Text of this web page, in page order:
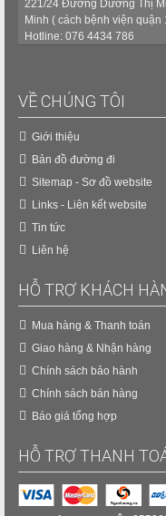
221/24 Đường Dương Thị
Minh ( cách bệnh viện
Hotline: 076 4434 786
VỀ CHÚNG TÔI
Giới thiệu
Bản đồ đường đi
Sitemap - Sơ đồ website
Links - Liên kết website
Tin tức
Liên hệ
HỖ TRỢ KHÁCH
Mua hàng & Thanh toán
Giao hàng & Nhận hàng
Chính sách bảo hành
Chính sách bán hàng
Báo giá tổng hợp
HỖ TRỢ THANH